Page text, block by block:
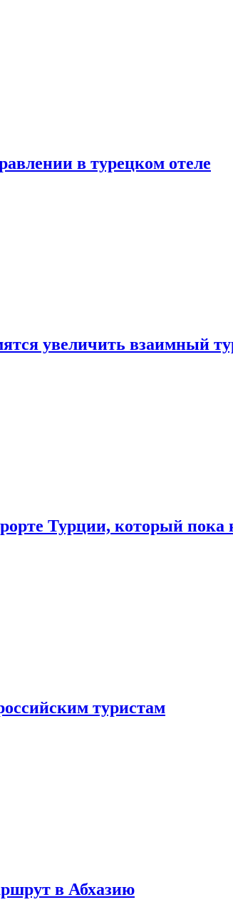
в турецком отеле
увеличить взаимный
Турции, который пока
туристам
в Абхазию